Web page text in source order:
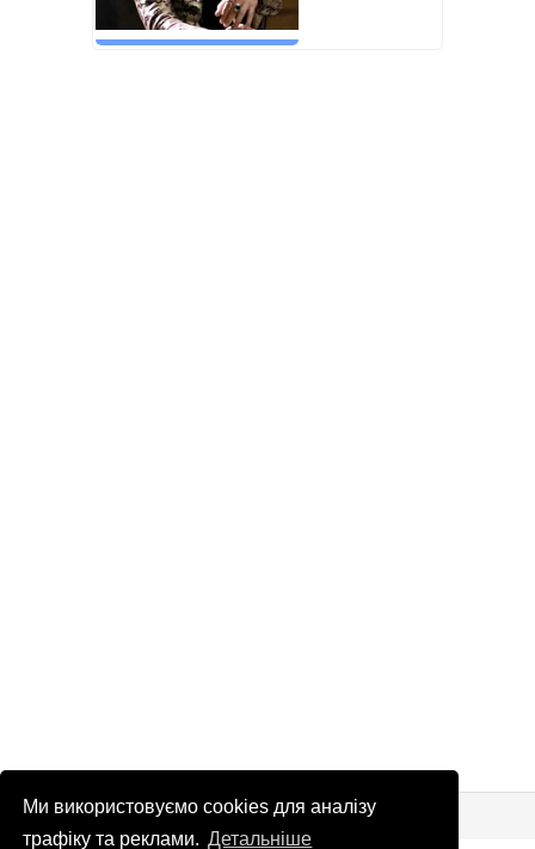
Ми використовуємо cookies для аналізу
трафіку та реклами. Детальніше
© Патріоти України 2026
Правова інформація